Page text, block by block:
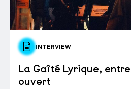
INTERVIEW
La Gaîté Lyrique,
ouvert